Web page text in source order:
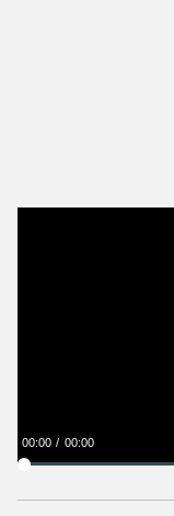
00:00 00:00